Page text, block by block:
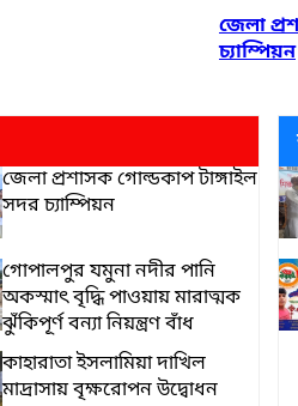
জেলা
চ্যাম্পিয়ন
জেলা প্রশাসক গোল্ডকাপ টাঙ্গাইল
সদর চ্যাম্পিয়ন
গোপালপুর যমুনা নদীর পানি
অকস্মাৎ বৃদ্ধি পাওয়ায় মারাত্মক
ঝুঁকিপূর্ণ বন্যা নিয়ন্ত্রণ বাঁধ
কাহারাতা ইসলামিয়া দাখিল
মাদ্রাসায় বৃক্ষরোপন উদ্বোধন